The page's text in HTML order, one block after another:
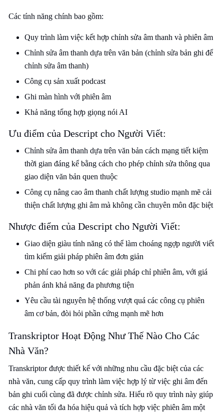
Các tính năng chính bao gồm:
Quy trình làm việc kết hợp chỉnh sửa âm thanh và phiên âm
Chỉnh sửa âm thanh dựa trên văn bản (chỉnh sửa bản ghi để
chỉnh sửa âm thanh)
Công cụ sản xuất podcast
Ghi màn hình với phiên âm
Khả năng tổng hợp giọng nói AI
Ưu điểm của Descript cho Người Viết:
Chỉnh sửa âm thanh dựa trên văn bản cách mạng tiết kiệm
thời gian đáng kể bằng cách cho phép chỉnh sửa thông qua
giao diện văn bản quen thuộc
Công cụ nâng cao âm thanh chất lượng studio mạnh mẽ cải
thiện chất lượng ghi âm mà không cần chuyên môn đặc biệt
Nhược điểm của Descript cho Người Viết:
Giao diện giàu tính năng có thể làm choáng ngợp người viết
tìm kiếm giải pháp phiên âm đơn giản
Chi phí cao hơn so với các giải pháp chỉ phiên âm, với giá
phản ánh khả năng đa phương tiện
Yêu cầu tài nguyên hệ thống vượt quá các công cụ phiên
âm cơ bản, đòi hỏi phần cứng mạnh mẽ hơn
Transkriptor Hoạt Động Như Thế Nào Cho Các
Nhà Văn?
Transkriptor được thiết kế với những nhu cầu đặc biệt của các
nhà văn, cung cấp quy trình làm việc hợp lý từ việc ghi âm đến
bản ghi cuối cùng đã được chỉnh sửa. Hiểu rõ quy trình này giúp
các nhà văn tối đa hóa hiệu quả và tích hợp việc phiên âm một